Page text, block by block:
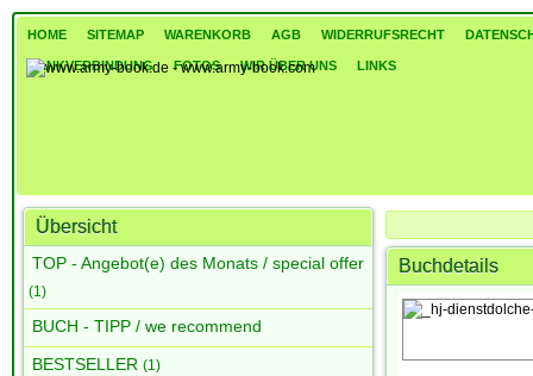
HOME SITEMAP WARENKORB AGB WIDERRUFSRECHT
BANKVERBINDUNG FOTOS WIR ÜBER UNS LINKS
Übersicht
TOP - Angebot(e) des Monats / special offer
(1)
BUCH - TIPP / we recommend
BESTSELLER (1)
ANTIQUARIAT -
Die Dienstdolche
Buchdetails